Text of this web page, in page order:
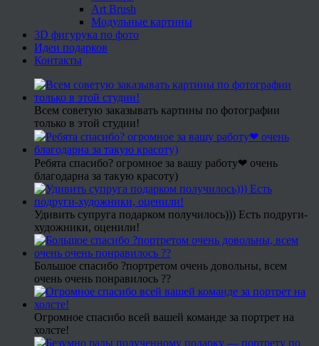
Art Brush
Модульные картины
3D фигурука по фото
Идеи подарков
Контакты
Всем советую заказывать картины по фотографии
только в этой студии!
Ребята спасибо? огромное за вашу работу❤ очень
благодарна за такую красоту)
Удивить супруга подарком получилось))) Есть подруги-
художники, оценили!
Большое спасибо ?портретом очень довольны, всем
очень очень понравилось ??
Огромное спасибо всей вашей команде за портрет на
холсте!